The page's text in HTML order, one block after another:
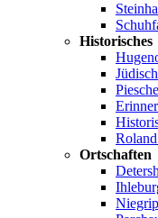
Historisches
Ortschaften